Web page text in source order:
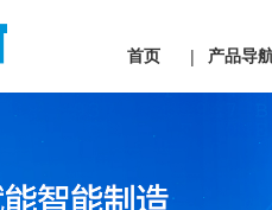
首页 | 产品导